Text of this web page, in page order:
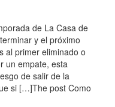
de La Casa de
y el próximo
al primer eliminado o
un empate, esta
de salir de la
si […]The post Como